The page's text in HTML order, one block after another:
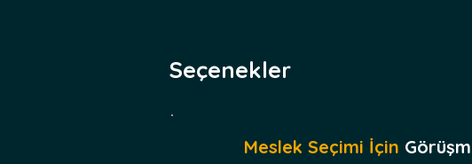
Seçenekler
Meslek Seçimi İçin